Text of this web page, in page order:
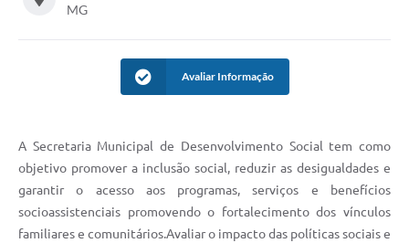
Arquivos para Download
Notícias
Turismo
Obras
MG
Avaliar Informação
A Secretaria Municipal de Desenvolvimento Social tem como
objetivo promover a inclusão social, reduzir as desigualdades e
garantir o acesso aos programas, serviços e benefícios
socioassistenciais promovendo o fortalecimento dos vínculos
familiares e comunitários.Avaliar o impacto das políticas sociais e